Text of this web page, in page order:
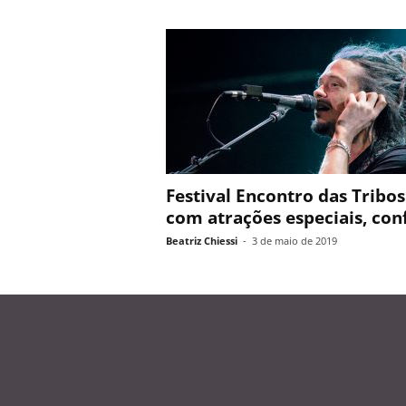
Festival Encontro das Tribos
com atrações especiais,
Beatriz Chiessi - 3 de maio de 2019